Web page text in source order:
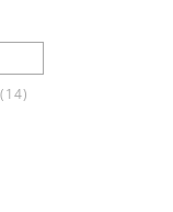
(14)